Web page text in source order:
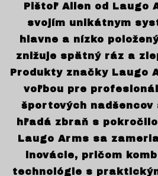
Pištoľ Alien od Laugo
svojím unikátnym
hlavne a nízko
znižuje spätný ráz a
Produkty značky Laugo
voľbou pre
športových nadšencov
hľadá zbraň s
Laugo Arms sa
inovácie, pričom
technológie s